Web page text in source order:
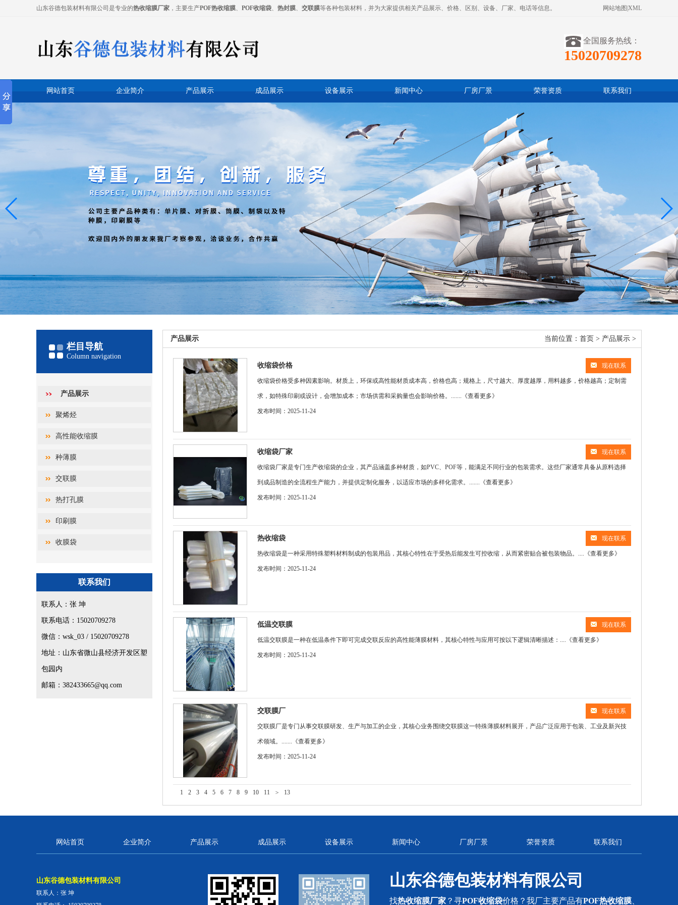
山东谷德包装材料有限公司是专业的热收缩膜厂家 ，主要生产POF热收缩膜、 POF收缩袋、 热封膜、 交联膜等各种包装材料，并为大家提供相关产品展示、价格、区别、设备、厂家、电话等信息。 网站地图 XML
全国服务热线：
15020709278
网站首页 企业简介 产品展示 成品展示 设备展示 新闻中心 厂房厂景 荣誉资质 联系我们
栏目导航
Column navigation
产品展示
聚烯烃
高性能收缩膜
种薄膜
交联膜
热打孔膜
印刷膜
收膜袋
联系我们
联系人：张 坤
联系电话：15020709278
微信：wsk_03 / 15020709278
地址：山东省微山县经济开发区塑
包园内
邮箱：382433665@qq.com
当前位置： 首页 > 产品展示 >
产品展示
现在联系
收缩袋价格
收缩袋价格受多种因素影响。材质上，环保或高性能材质成本高，价格也高；规格上，尺寸越大、厚度越厚，用料越多，价格越高；定制需
求，如特殊印刷或设计，会增加成本；市场供需和采购量也会影响价格。....... 《查看更多》
发布时间：2025-11-24
现在联系
收缩袋厂家
收缩袋厂家是专门生产收缩袋的企业，其产品涵盖多种材质，如PVC、POF等，能满足不同行业的包装需求。这些厂家通常具备从原料选择
到成品制造的全流程生产能力，并提供定制化服务，以适应市场的多样化需求。....... 《查看更多》
发布时间：2025-11-24
现在联系
热收缩袋
热收缩袋是一种采用特殊塑料材料制成的包装用品，其核心特性在于受热后能发生可控收缩，从而紧密贴合被包装物品。.... 《查看更多》
发布时间：2025-11-24
现在联系
低温交联膜
低温交联膜是一种在低温条件下即可完成交联反应的高性能薄膜材料，其核心特性与应用可按以下逻辑清晰描述：.... 《查看更多》
发布时间：2025-11-24
现在联系
交联膜厂
交联膜厂是专门从事交联膜研发、生产与加工的企业，其核心业务围绕交联膜这一特殊薄膜材料展开，产品广泛应用于包装、工业及新兴技
术领域。....... 《查看更多》
发布时间：2025-11-24
1 2 3 4 5 6 7 8 9 10 11 > 13
网站首页 企业简介 产品展示 成品展示 设备展示 新闻中心 厂房厂景 荣誉资质 联系我们
山东谷德包装材料有限公司
联系人：张 坤
山东谷德包装材料有限公司
找热收缩膜厂家 ？寻POF收缩袋价格？我厂主要产品有POF热收缩膜